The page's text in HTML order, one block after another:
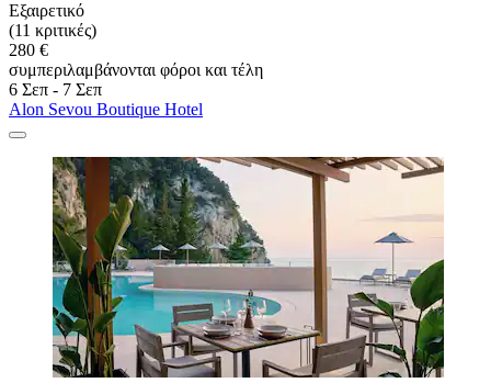
Εξαιρετικό
(11 κριτικές)
280 €
συμπεριλαμβάνονται φόροι και τέλη
6 Σεπ - 7 Σεπ
Alon Sevou Boutique Hotel